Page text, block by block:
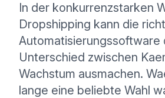
In der konkurrenzstarken
Dropshipping kann die
Automatisierungssoftware
Unterschied zwischen
Wachstum ausmachen.
lange eine beliebte Wahl